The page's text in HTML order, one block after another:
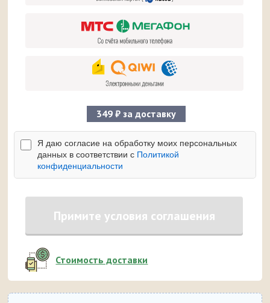
349 ₽ за доставку
Я даю согласие на обработку моих персональных
данных в соответствии с Политикой
конфиденциальности
Примите условия соглашения
Стоимость доставки